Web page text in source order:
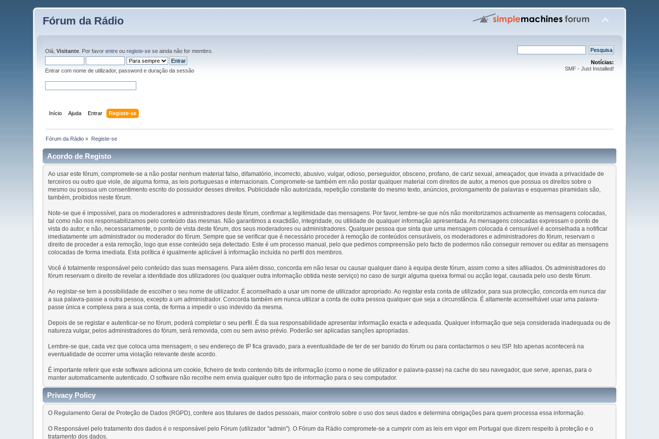
Fórum da Rádio
Olá,Visitante . Por favorentre ouregiste-se se ainda não for membro.
Entrar com nome de utilizador, password e duração da sessão
Notícias:
SMF - Just Installed!
Início Ajuda Entrar Registe-se
Fórum da Rádio » Registe-se
Acordo de Registo
Ao usar este fórum, compromete-se a não postar nenhum material falso, difamatório, incorrecto, abusivo, vulgar, odioso, perseguidor, obsceno, profano, de cariz sexual, ameaçador, que invada a privacidade de
terceiros ou outro que viole, de alguma forma, as leis portuguesas e internacionais. Compromete-se também em não postar qualquer material com direitos de autor, a menos que possua os direitos sobre o
mesmo ou possua um consentimento escrito do possuidor desses direitos. Publicidade não autorizada, repetição constante do mesmo texto, anúncios, prolongamento de palavras e esquemas piramidais são,
também, proibidos neste fórum.
Note-se que é impossível, para os moderadores e administradores deste fórum, confirmar a legitimidade das mensagens. Por favor, lembre-se que nós não monitorizamos activamente as mensagens colocadas,
tal como não nos responsabilizamos pelo conteúdo das mesmas. Não garantimos a exactidão, integridade, ou utilidade de qualquer informação apresentada. As mensagens colocadas expressam o ponto de
vista do autor, e não, necessariamente, o ponto de vista deste fórum, dos seus moderadores ou administradores. Qualquer pessoa que sinta que uma mensagem colocada é censurável é aconselhada a notificar
imediatamente um administrador ou moderador do fórum. Sempre que se verificar que é necessário proceder à remoção de conteúdos censuráveis, os moderadores e administradores do fórum, reservam o
direito de proceder a esta remoção, logo que esse conteúdo seja detectado. Este é um processo manual, pelo que pedimos compreensão pelo facto de podermos não conseguir remover ou editar as mensagens
colocadas de forma imediata. Esta política é igualmente aplicável à informação incluída no perfil dos membros.
Você é totalmente responsável pelo conteúdo das suas mensagens. Para além disso, concorda em não lesar ou causar qualquer dano à equipa deste fórum, assim como a sites afiliados. Os administradores do
fórum reservam o direito de revelar a identidade dos utilizadores (ou qualquer outra informação obtida neste serviço) no caso de surgir alguma queixa formal ou acção legal, causada pelo uso deste fórum.
Ao registar-se tem a possibilidade de escolher o seu nome de utilizador. É aconselhado a usar um nome de utilizador apropriado. Ao registar esta conta de utilizador, para sua protecção, concorda em nunca dar
a sua palavra-passe a outra pessoa, excepto a um administrador. Concorda também em nunca utilizar a conta de outra pessoa qualquer que seja a circunstância. É altamente aconselhável usar uma palavra-
passe única e complexa para a sua conta, de forma a impedir o uso indevido da mesma.
Depois de se registar e autenticar-se no fórum, poderá completar o seu perfil. É da sua responsabilidade apresentar informação exacta e adequada. Qualquer informação que seja considerada inadequada ou de
natureza vulgar, pelos administradores do fórum, será removida, com ou sem aviso prévio. Poderão ser aplicadas sanções apropriadas.
Lembre-se que, cada vez que coloca uma mensagem, o seu endereço de IP fica gravado, para a eventualidade de ter de ser banido do fórum ou para contactarmos o seu ISP. Isto apenas acontecerá na
eventualidade de ocorrer uma violação relevante deste acordo.
É importante referir que este software adiciona um cookie, ficheiro de texto contendo bits de informação (como o nome de utilizador e palavra-passe) na cache do seu navegador, que serve, apenas, para o
manter automaticamente autenticado. O software não recolhe nem envia qualquer outro tipo de informação para o seu computador.
Privacy Policy
O Regulamento Geral de Proteção de Dados (RGPD), confere aos titulares de dados pessoais, maior controlo sobre o uso dos seus dados e determina obrigações para quem processa essa informação.
O Responsável pelo tratamento dos dados é o responsável pelo Fórum (utilizador "admin"). O Fórum da Rádio compromete-se a cumprir com as leis em vigor em Portugal que dizem respeito à proteção e o
tratamento dos dados.